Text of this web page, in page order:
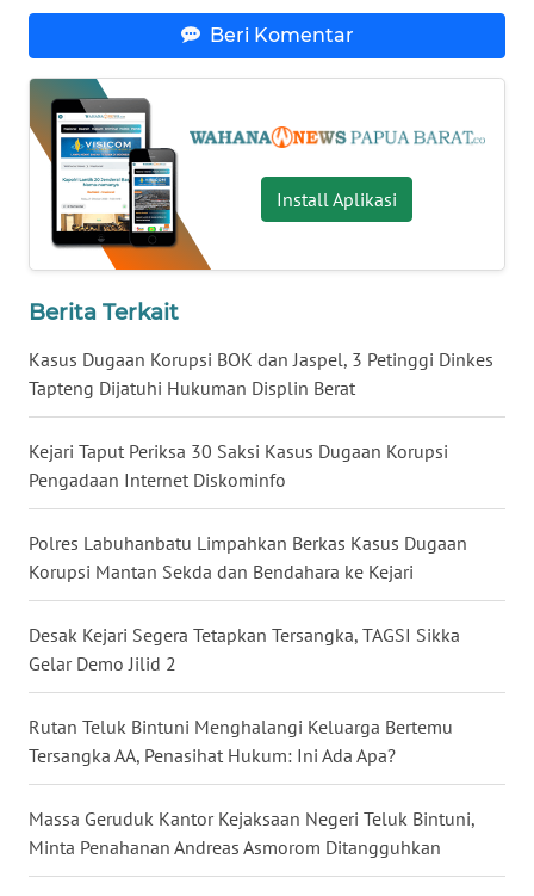
Beri Komentar
Install Aplikasi
Berita Terkait
Kasus Dugaan Korupsi BOK dan Jaspel, 3 Petinggi Dinkes
Tapteng Dijatuhi Hukuman Displin Berat
Kejari Taput Periksa 30 Saksi Kasus Dugaan Korupsi
Pengadaan Internet Diskominfo
Polres Labuhanbatu Limpahkan Berkas Kasus Dugaan
Korupsi Mantan Sekda dan Bendahara ke Kejari
Desak Kejari Segera Tetapkan Tersangka, TAGSI Sikka
Gelar Demo Jilid 2
Rutan Teluk Bintuni Menghalangi Keluarga Bertemu
Tersangka AA, Penasihat Hukum: Ini Ada Apa?
Massa Geruduk Kantor Kejaksaan Negeri Teluk Bintuni,
Minta Penahanan Andreas Asmorom Ditangguhkan
NUSANTARA
WN
JOGJA
WN
JATIM
WN
WN
WN
KALTENG
WN
KALTARA
WN
KALSEL
WN
KALTIM
WN